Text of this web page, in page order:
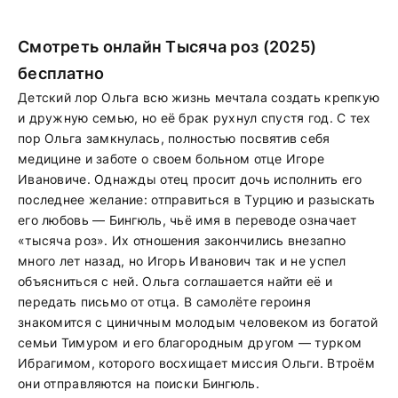
Смотреть онлайн Тысяча роз (2025)
бесплатно
Детский лор Ольга всю жизнь мечтала создать крепкую
и дружную семью, но её брак рухнул спустя год. С тех
пор Ольга замкнулась, полностью посвятив себя
медицине и заботе о своем больном отце Игоре
Ивановиче. Однажды отец просит дочь исполнить его
последнее желание: отправиться в Турцию и разыскать
его любовь — Бингюль, чьё имя в переводе означает
«тысяча роз». Их отношения закончились внезапно
много лет назад, но Игорь Иванович так и не успел
объясниться с ней. Ольга соглашается найти её и
передать письмо от отца. В самолёте героиня
знакомится с циничным молодым человеком из богатой
семьи Тимуром и его благородным другом — турком
Ибрагимом, которого восхищает миссия Ольги. Втроём
они отправляются на поиски Бингюль.